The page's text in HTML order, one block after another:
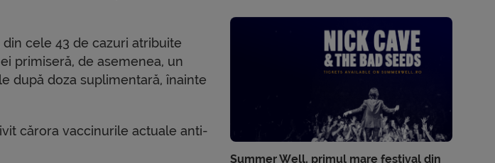
cele 43 de cazuri atribuite
primiseră, de asemenea, un
după doza suplimentară, înainte
cărora vaccinurile actuale anti-
Summer Well, primul mare festival din